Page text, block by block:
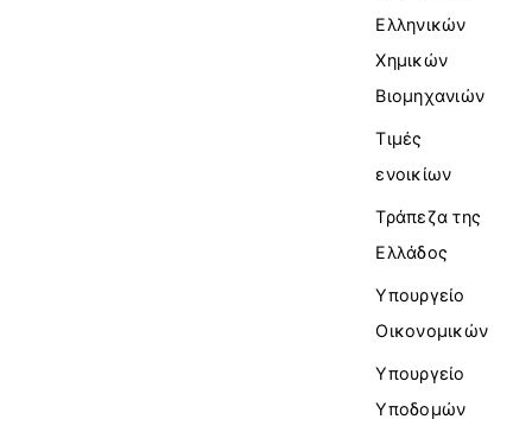
Ελληνικών
Χημικών
Βιομηχανιών
Τιμές
ενοικίων
Τράπεζα της
Ελλάδος
Υπουργείο
Οικονομικών
Υπουργείο
Υποδομών